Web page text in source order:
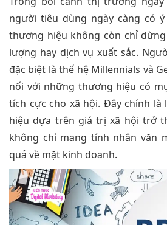
người tiêu dùng ngày càng có
thương hiệu không còn chỉ
lượng hay dịch vụ xuất sắc.
đặc biệt là thế hệ Millennials và
nối với những thương hiệu có
tích cực cho xã hội. Đây chính là
hiệu dựa trên giá trị xã hội trở
không chỉ mang tính nhân văn
quả về mặt kinh doanh.